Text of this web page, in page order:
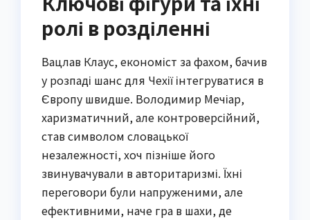
ролі в розділенні
Вацлав Клаус, економіст за фахом, бачив
у розпаді шанс для Чехії інтегруватися в
Європу швидше. Володимир Мечіар,
харизматичний, але контроверсійний,
став символом словацької
незалежності, хоч пізніше його
звинувачували в авторитаризмі. Їхні
переговори були напруженими, але
ефективними, наче гра в шахи, де